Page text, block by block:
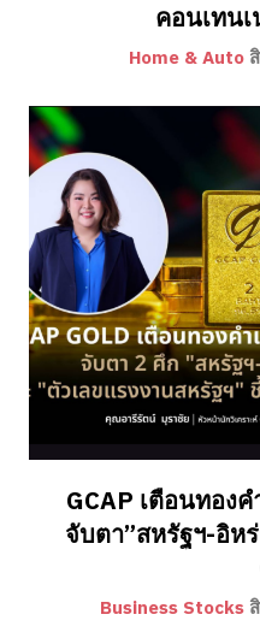
คอนเทน
Home & Auto
GCAP เตือนทอง
จับตา”สหรัฐฯ-อิห
Business Stocks